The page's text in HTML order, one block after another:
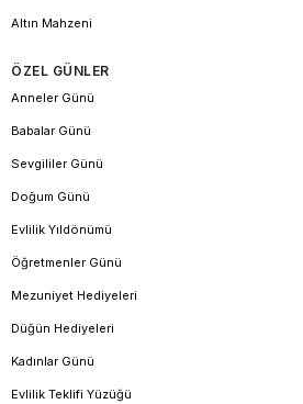
Altın Mahzeni
ÖZEL GÜNLER
Anneler Günü
Babalar Günü
Sevgililer Günü
Doğum Günü
Evlilik Yıldönümü
Öğretmenler Günü
Mezuniyet Hediyeleri
Düğün Hediyeleri
Kadınlar Günü
Evlilik Teklifi Yüzüğü